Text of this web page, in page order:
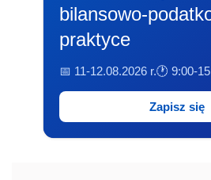
bilansowo-
praktyce
📅 11-12.08.2026 r.🕐 9:00-
Zapisz się